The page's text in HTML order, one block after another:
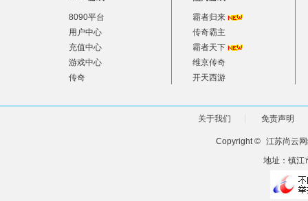
8090平台
用户中心
充值中心
游戏中心
传奇
霸者归来
传奇霸主
霸者天下
维京传奇
开天西游
关于我们 免责声明
Copyright © 江苏尚云
地址：镇江